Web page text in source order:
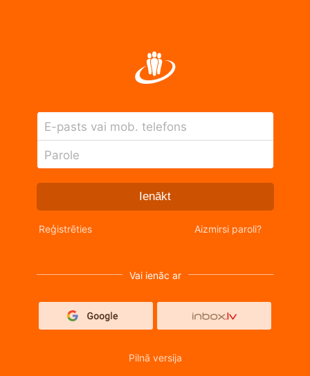
E-pasts vai mob. telefons
Parole
Ienākt
Reģistrēties Aizmirsi paroli?
Vai ienāc ar
Pilnā versija